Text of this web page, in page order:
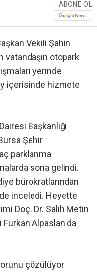
ABONE OL
Vekili Şahin
vatandaşın otopark
yerinde
içerisinde hizmete
Başkanlığı
Şehir
parklanma
sona gelindi.
bürokratlarından
inceledi. Heyette
Doç. Dr. Salih Metin
Furkan Alpaslan da
çözülüyor